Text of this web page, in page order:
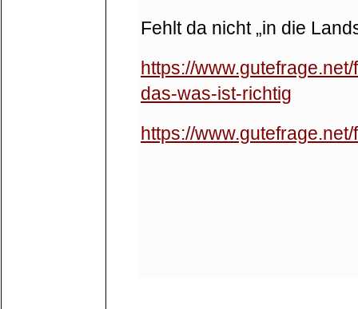
Fehlt da nicht „in die
https://
das-was-ist-richtig
https://